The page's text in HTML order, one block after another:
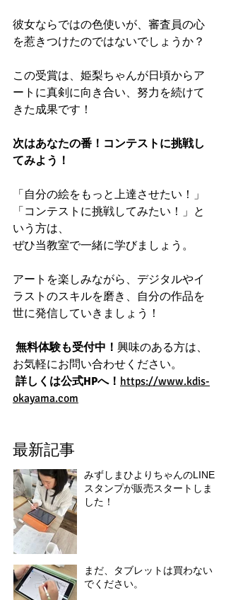
彼女ならではの色使いが、審査員の心
を惹きつけたのではないでしょうか？
この受賞は、姫梨ちゃんが日頃からア
ートに真剣に向き合い、努力を続けて
きた成果です！
次はあなたの番！コンテストに挑戦し
てみよう！
「自分の絵をもっと上達させたい！」
「コンテストに挑戦してみたい！」と
いう方は、
ぜひ当教室で一緒に学びましょう。
アートを楽しみながら、デジタルやイ
ラストのスキルを磨き、自分の作品を
世に発信していきましょう！
無料体験も受付中！ 興味のある方は、
お気軽にお問い合わせください。
詳しくは公式HPへ！ https://www.kdis-
okayama.com
最新記事
みずしまひよりちゃんのLINE
スタンプが販売スタートしま
した！
まだ、タブレットは買わない
でください。